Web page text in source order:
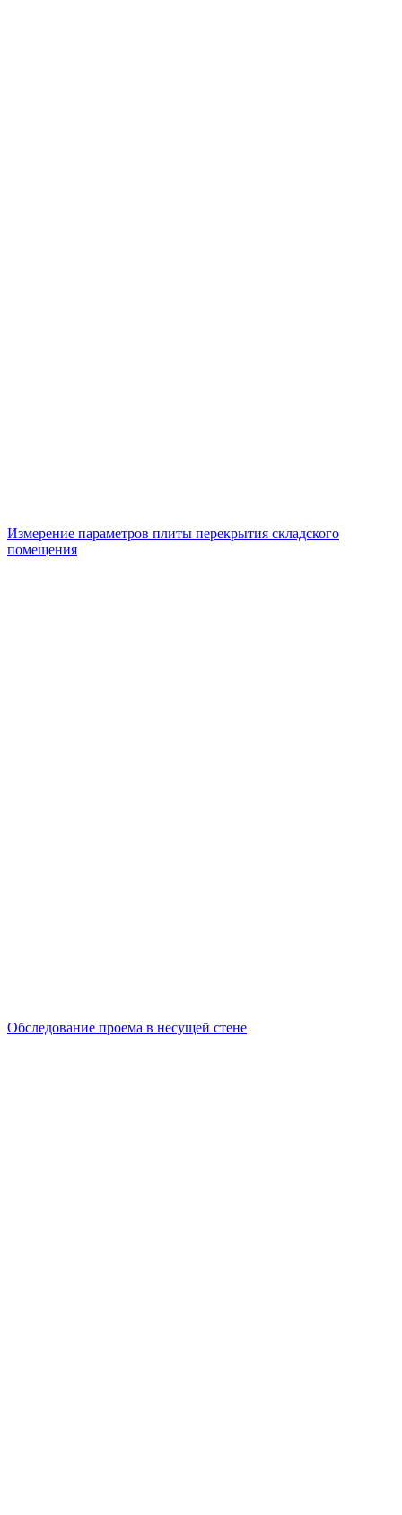
Измерение параметров плиты перекрытия складского
помещения
Обследование проема в несущей стене